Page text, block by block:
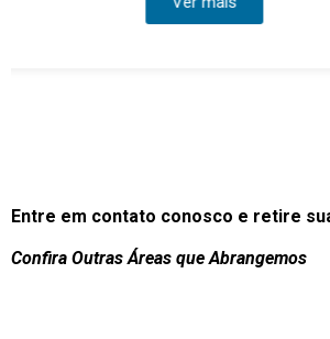
Entre em contato conosco e retire
Confira Outras Áreas que Abrangemos